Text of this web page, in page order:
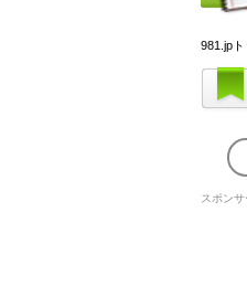
981.jp
スポンサ